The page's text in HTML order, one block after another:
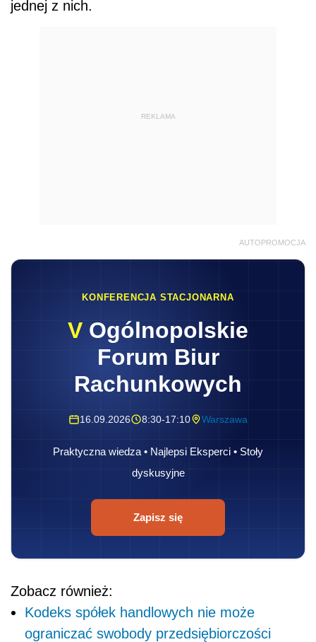
jednej z nich.
REKLAMA
AUTOPROMOCJA
KONFERENCJA STACJONARNA
V Ogólnopolskie
Forum Biur
Rachunkowych
16.09.2026 8:30-17:10 Warszawa
Praktyczna wiedza • Najlepsi Eksperci • Stoły
dyskusyjne
Zapisz się
Zobacz również:
Kodeks spółek handlowych nie może
ograniczać swobody przedsiębiorczości